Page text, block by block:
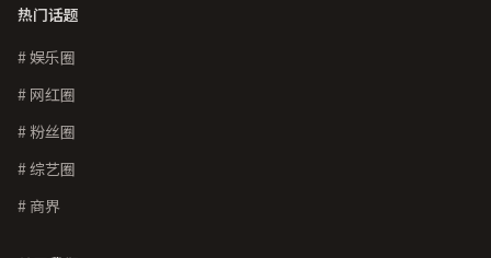
热门话题
# 娱乐圈
# 网红圈
# 粉丝圈
# 综艺圈
# 商界